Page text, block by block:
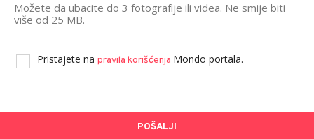
Možete da ubacite do 3 fotografije ili videa. Ne smije biti
više od 25 MB.
Pristajete na pravila korišćenja Mondo portala.
POŠALJI